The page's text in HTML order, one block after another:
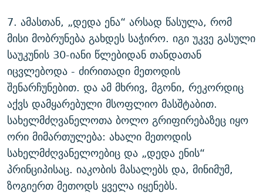
7. ამასთან, „დედა ენა“ არსად წასულა, რომ
მისი მობრუნება გახდეს საჭირო. იგი უკვე გასული
საუკუნის 30-იანი წლებიდან თანდათან
იცვლებოდა - ძირითადი მეთოდის
შენარჩუნებით. და ამ მხრივ, მგონი, რეკორდიც
აქვს დამყარებული მსოფლიო მასშტაბით.
სახელმძღვანელოთა ბოლო გრიფირებაზეც იყო
ორი მიმართულება: ახალი მეთოდის
სახელმძღვანელოებიც და „დედა ენის“
პრინციპისაც. იაკობის მასალებს და, მინიმუმ,
ზოგიერთ მეთოდს ყველა იყენებს.